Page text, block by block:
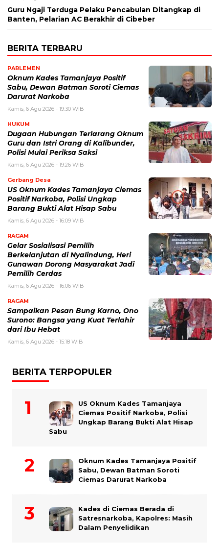
Guru Ngaji Terduga Pelaku Pencabulan Ditangkap di
Banten, Pelarian AC Berakhir di Cibeber
BERITA TERBARU
PARLEMEN
Oknum Kades Tamanjaya Positif
Sabu, Dewan Batman Soroti Ciemas
Darurat Narkoba
Kamis, 6 Agu 2026 - 19:30 WIB
HUKUM
Dugaan Hubungan Terlarang Oknum
Guru dan Istri Orang di Kalibunder,
Polisi Mulai Periksa Saksi
Kamis, 6 Agu 2026 - 19:26 WIB
Gerbang Desa
US Oknum Kades Tamanjaya Ciemas
Positif Narkoba, Polisi Ungkap
Barang Bukti Alat Hisap Sabu
Kamis, 6 Agu 2026 - 16:09 WIB
RAGAM
Gelar Sosialisasi Pemilih
Berkelanjutan di Nyalindung, Heri
Gunawan Dorong Masyarakat Jadi
Pemilih Cerdas
Kamis, 6 Agu 2026 - 16:06 WIB
RAGAM
Sampaikan Pesan Bung Karno, Ono
Surono: Bangsa yang Kuat Terlahir
dari Ibu Hebat
Kamis, 6 Agu 2026 - 15:18 WIB
BERITA TERPOPULER
US Oknum Kades Tamanjaya
Ciemas Positif Narkoba, Polisi
Ungkap Barang Bukti Alat Hisap
Sabu
Oknum Kades Tamanjaya Positif
Sabu, Dewan Batman Soroti
Ciemas Darurat Narkoba
Kades di Ciemas Berada di
Satresnarkoba, Kapolres: Masih
Dalam Penyelidikan